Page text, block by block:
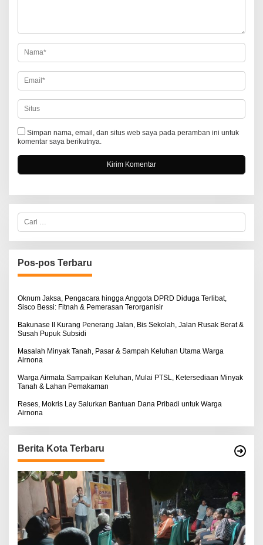
o
s
Simpan nama, email, dan situs web saya pada peramban ini untuk
komentar saya berikutnya.
C
r
i
u
n
u
:
Pos-pos Terbaru
Oknum Jaksa, Pengacara hingga Anggota DPRD Diduga Terlibat,
Sisco Bessi: Fitnah & Pemerasan Terorganisir
Bakunase II Kurang Penerang Jalan, Bis Sekolah, Jalan Rusak Berat &
Susah Pupuk Subsidi
Masalah Minyak Tanah, Pasar & Sampah Keluhan Utama Warga
Airnona
Warga Airmata Sampaikan Keluhan, Mulai PTSL, Ketersediaan Minyak
Tanah & Lahan Pemakaman
Reses, Mokris Lay Salurkan Bantuan Dana Pribadi untuk Warga
Airnona
Berita Kota Terbaru